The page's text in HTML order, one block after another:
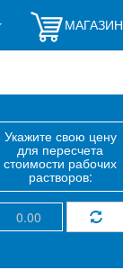
МАГАЗИН
Укажите свою цену
для пересчета
стоимости рабочих
растворов: